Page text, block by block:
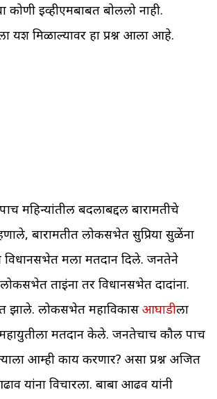
कोणी ईव्हीएमबाबत बोललो नाही.
यश मिळाल्यावर हा प्रश्न आला आहे.
महिन्यांतील बदलाबद्दल बारामतीचे
बारामतीत लोकसभेत सुप्रिया सुळेंना
मला मतदान दिले. जनतेने
ताईंना तर विधानसभेत दादांना.
झाले. लोकसभेत महाविकासआघाडीला
मतदान केले. जनतेचाच कौल पाच
आम्ही काय करणार? असा प्रश्न अजित
यांना विचारला. बाबा आढव यांनी